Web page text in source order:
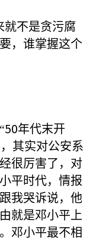
就不是贪污腐
，谁掌握这个
50年代末开
其实对公安系
很厉害了，对
平时代，情报
我哭诉说，他
就是邓小平上
邓小平最不相